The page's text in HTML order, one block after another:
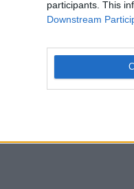
participants. This
Downstream
cu 1-2, în
rasite.În
0-0, rezultat în
la